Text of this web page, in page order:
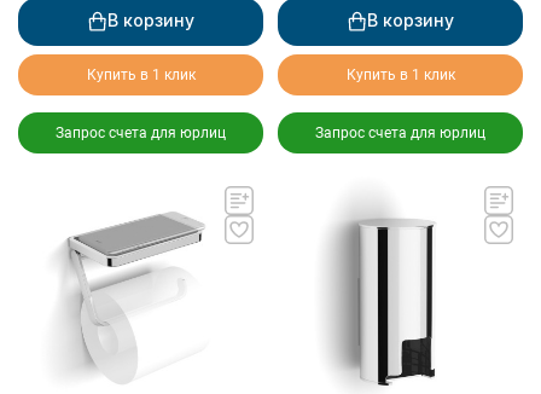
В корзину
Купить в 1 клик
Запрос счета для юрлиц
В корзину
Купить в 1 клик
Запрос счета для юрлиц